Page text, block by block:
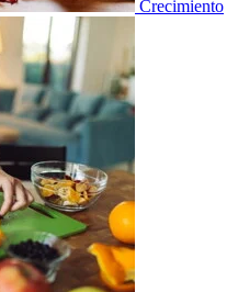
Crecimiento